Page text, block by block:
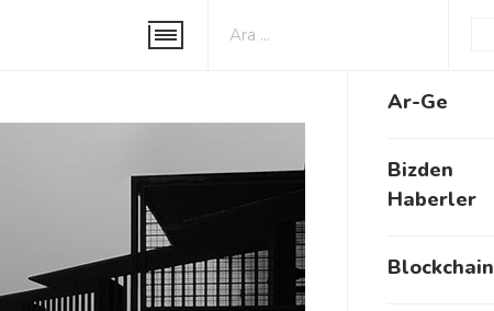
Ar-Ge
Bizden
Haberler
Blockchain